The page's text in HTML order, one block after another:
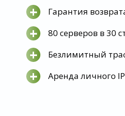
+ Гарантия
+ 80 серверов в 30
+ Безлимитный
+ Аренда личного